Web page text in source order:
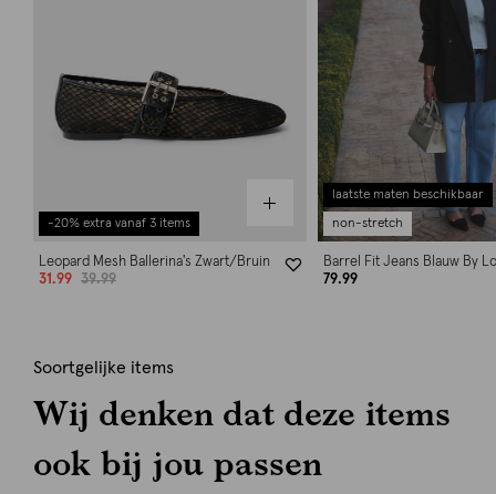
-20% extra vanaf 3 items
Leopard Mesh Ballerina's Zwart/Bruin
31.99
39.99
laatste maten beschikbaar
non-stretch
Barrel Fit Jeans Blauw By
79.99
Soortgelijke items
Wij denken dat deze items
ook bij jou passen